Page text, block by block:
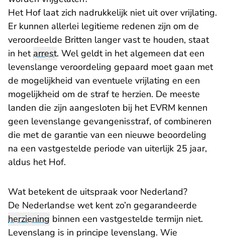
Het Hof laat zich nadrukkelijk niet uit over vrijlating.
Er kunnen allerlei legitieme redenen zijn om de
veroordeelde Britten langer vast te houden, staat
in hetarrest. Wel geldt in het algemeen dat een
levenslange veroordeling gepaard moet gaan met
de mogelijkheid van eventuele vrijlating en een
mogelijkheid om de straf te herzien. De meeste
landen die zijn aangesloten bij het EVRM kennen
geen levenslange gevangenisstraf, of combineren
die met de garantie van een nieuwe beoordeling
na een vastgestelde periode van uiterlijk 25 jaar,
aldus het Hof.
Wat betekent de uitspraak voor Nederland?
De Nederlandse wet kent zo’n gegarandeerde
herziening binnen een vastgestelde termijn niet.
Levenslang is in principe levenslang. Wie